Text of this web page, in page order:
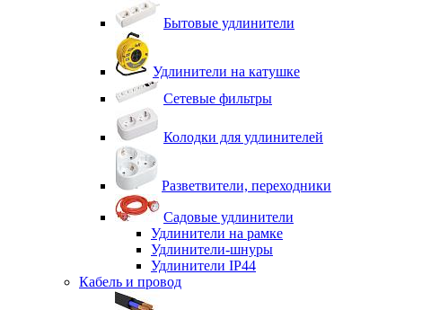
Бытовые удлинители
Удлинители на катушке
Сетевые фильтры
Колодки для удлинителей
Разветвители, переходники
Садовые удлинители
Удлинители на рамке
Удлинители-шнуры
Удлинители IP44
Кабель и провод